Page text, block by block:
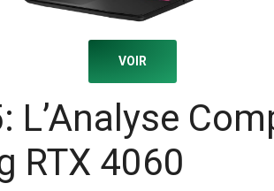
VOIR
L’Analyse
RTX 4060